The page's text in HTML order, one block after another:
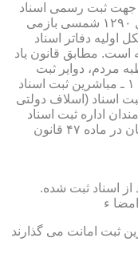
جهت ثبت رسمی اسناد
مراجعان، به قانون ثبت اسناد مصوب سال ۱۲۹۰ شمسی بازمی
اولیه دفاتر اسناد
است. مطابق قانون یاد
مردم، دوایر ثبت
اسناد به عنوان نهادی دولتی، از دو قسمت ۱ ـ مباشرین ثبت اسناد
اسناد (اسلاف دولتی
اداره ثبت اسناد
واملاك محسوب می گردیدند كه وظایف آنان در ماده ۴۷ قانون
اسناد ثبت شده.
ء
ثبت امانت می گذارند